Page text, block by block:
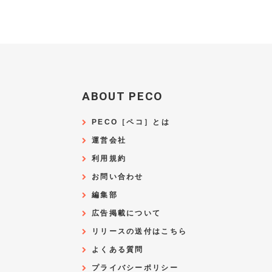
ABOUT PECO
PECO［ペコ］とは
運営会社
利用規約
お問い合わせ
編集部
広告掲載について
リリースの送付はこちら
よくある質問
プライバシーポリシー